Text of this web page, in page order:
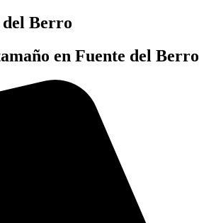
Berro
en Fuente del Berro